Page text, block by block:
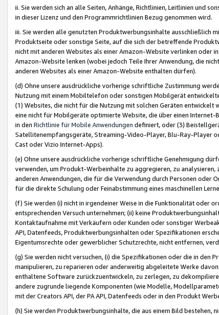
ii. Sie werden sich an alle Seiten, Anhänge, Richtlinien, Leitlinien und
in dieser Lizenz und den Programmrichtlinien Bezug genommen wird.
iii. Sie werden alle genutzten Produktwerbungsinhalte ausschließlich
Produktseite oder sonstige Seite, auf die sich der betreffende
nicht mit anderen Websites als einer Amazon-Website verlinken oder
Amazon-Website lenken (wobei jedoch Teile Ihrer Anwendung, die
anderen Websites als einer Amazon-Website enthalten dürfen).
(d) Ohne unsere ausdrückliche vorherige schriftliche Zustimmung
Nutzung mit einem Mobiltelefon oder sonstigen Mobilgerät
(1) Websites, die nicht für die Nutzung mit solchen Geräten
eine nicht für Mobilgeräte optimierte Website, die über einen
in den Richtlinie für Mobile Anwendungen definiert, oder (3)
Satellitenempfangsgeräte, Streaming-Video-Player, Blu-Ray-Player
Cast oder Vizio Internet-Apps).
(e) Ohne unsere ausdrückliche vorherige schriftliche Genehmigung
verwenden, um Produkt-Werbeinhalte zu aggregieren, zu
anderen Anwendungen, die für die Verwendung durch Personen
für die direkte Schulung oder Feinabstimmung eines maschinellen
(f) Sie werden (i) nicht in irgendeiner Weise in die Funktionalität oder
entsprechenden Versuch unternehmen; (ii) keine
Kontaktaufnahme mit Verkäufern oder Kunden oder sonstiger
API, Datenfeeds, Produktwerbungsinhalten oder Spezifikationen
Eigentumsrechte oder gewerblicher Schutzrechte, nicht entfernen,
(g) Sie werden nicht versuchen, (i) die Spezifikationen oder die in
manipulieren, zu reparieren oder anderweitig abgeleitete Werke
enthaltene Software zurückzuentwickeln, zu zerlegen, zu
andere zugrunde liegende Komponenten (wie Modelle,
mit der Creators API, der PA API, Datenfeeds oder in den Produkt
(h) Sie werden Produktwerbungsinhalte, die aus einem Bild bestehen,